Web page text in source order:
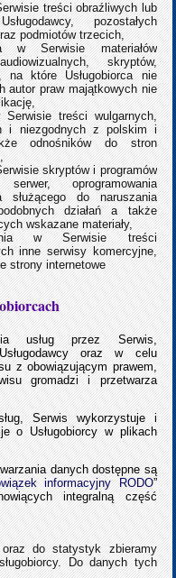
treści obraźliwych lub
pozostałych
podmiotów trzecich,
w Serwisie materiałów
skryptów,
na które Usługobiorca nie
autor praw majątkowych nie
treści wulgarnych,
i niezgodnych z polskim i
odnośników do stron
skryptów i programów
oprogramowania
służącego do naruszania
działań a także
wskazane materiały,
w Serwisie treści
inne serwisy komercyjne,
strony internetowe
usług przez Serwis,
oraz w celu
z obowiązującym prawem,
gromadzi i przetwarza
Serwis wykorzystuje i
o Usługobiorcy w plikach
danych dostępne są
informacyjny RODO”
integralną część
oraz do statystyk zbieramy
Do danych tych